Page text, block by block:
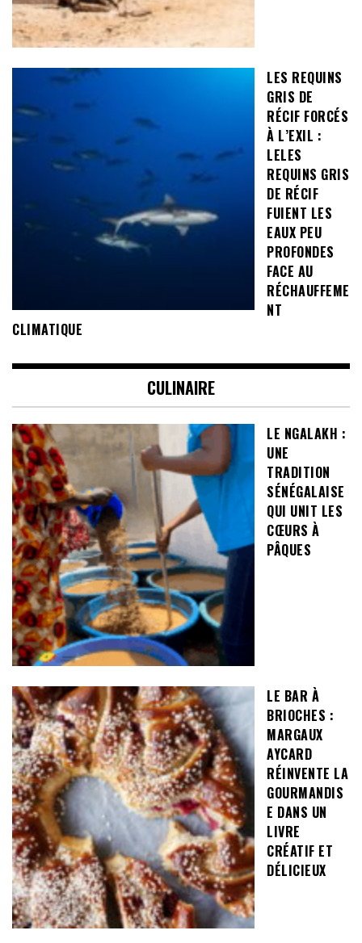
LES REQUINS
GRIS DE
RÉCIF FORCÉS
À L’EXIL :
LELES
REQUINS GRIS
DE RÉCIF
FUIENT LES
EAUX PEU
PROFONDES
FACE AU
RÉCHAUFFEME
NT
CLIMATIQUE
CULINAIRE
LE NGALAKH :
UNE
TRADITION
SÉNÉGALAISE
QUI UNIT LES
CŒURS À
PÂQUES
LE BAR À
BRIOCHES :
MARGAUX
AYCARD
RÉINVENTE LA
GOURMANDIS
E DANS UN
LIVRE
CRÉATIF ET
DÉLICIEUX